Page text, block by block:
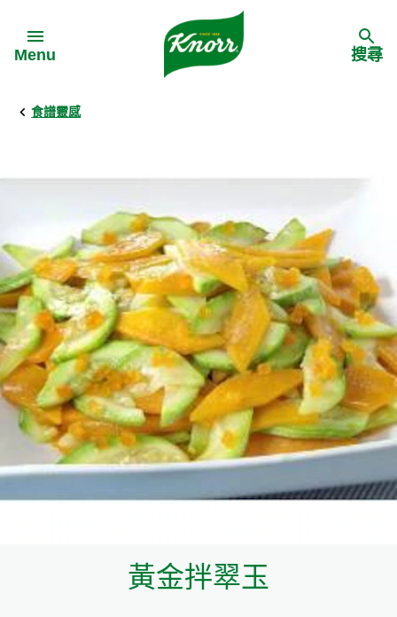
Menu
Back
料理方式
季節節慶
多國料理
料理種類
Back
家樂牌純鮮雞粉
家樂牌雞粉
家樂牌鮮菇粉
家樂牌濃湯寶
家樂牌雞汁
家樂牌快熟通心粉
Back
甚麼是愛環境食材
愛環境食材名單
愛環境食材食譜
愛環境食材篩選條件
搜尋
食譜靈感
黃金拌翠玉